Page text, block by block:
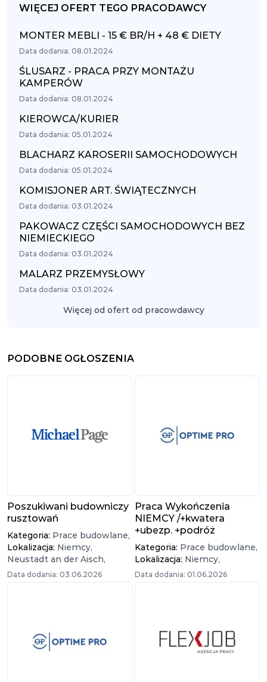
WIĘCEJ OFERT TEGO PRACODAWCY
MONTER MEBLI - 15 € BR/H + 48 € DIETY
Data dodania: 08.01.2024
ŚLUSARZ - PRACA PRZY MONTAŻU
KAMPERÓW
Data dodania: 08.01.2024
KIEROWCA/KURIER
Data dodania: 05.01.2024
BLACHARZ KAROSERII SAMOCHODOWYCH
Data dodania: 05.01.2024
KOMISJONER ART. ŚWIĄTECZNYCH
Data dodania: 03.01.2024
PAKOWACZ CZĘŚCI SAMOCHODOWYCH BEZ
NIEMIECKIEGO
Data dodania: 03.01.2024
MALARZ PRZEMYSŁOWY
Data dodania: 03.01.2024
Więcej od ofert od pracowdawcy
PODOBNE OGŁOSZENIA
Poszukiwani budowniczy
rusztowań
Kategoria: Prace budowlane,
Lokalizacja: Niemcy,
Neustadt an der Aisch,
Data dodania: 03.06.2026
Praca Wykończenia
NIEMCY /+kwatera
+ubezp. +podróż
Kategoria: Prace budowlane,
Lokalizacja: Niemcy,
Data dodania: 01.06.2026